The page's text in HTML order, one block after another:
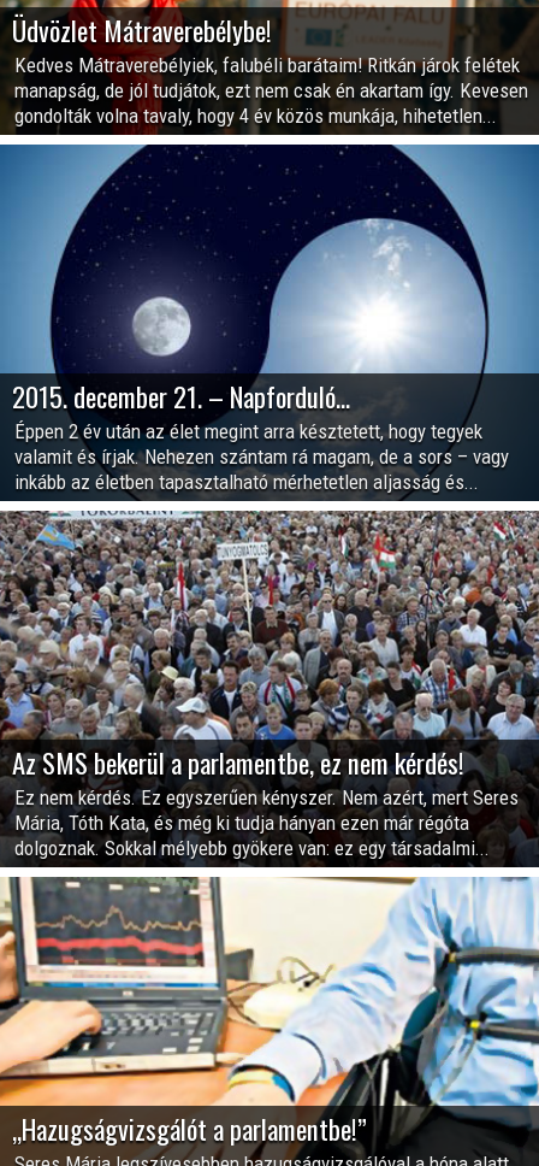
Üdvözlet Mátraverebélybe!
Kedves Mátraverebélyiek, falubéli barátaim! Ritkán járok felétek
manapság, de jól tudjátok, ezt nem csak én akartam így. Kevesen
gondolták volna tavaly, hogy 4 év közös munkája, hihetetlen...
2015. december 21. – Napforduló…
Éppen 2 év után az élet megint arra késztetett, hogy tegyek
valamit és írjak. Nehezen szántam rá magam, de a sors – vagy
inkább az életben tapasztalható mérhetetlen aljasság és...
Az SMS bekerül a parlamentbe, ez nem kérdés!
Ez nem kérdés. Ez egyszerűen kényszer. Nem azért, mert Seres
Mária, Tóth Kata, és még ki tudja hányan ezen már régóta
dolgoznak. Sokkal mélyebb gyökere van: ez egy társadalmi...
„Hazugságvizsgálót a parlamentbe!”